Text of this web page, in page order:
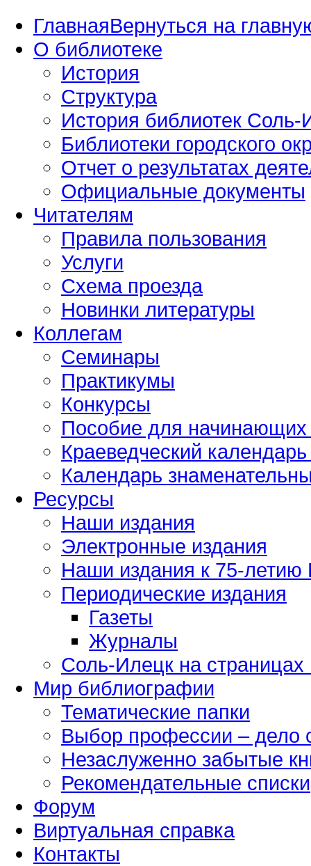
ГлавнаяВернуться на
О библиотеке
История
Структура
История библиотек Соль-
Библиотеки городского
Отчет о результатах
Официальные документы
Читателям
Правила пользования
Услуги
Схема проезда
Новинки литературы
Коллегам
Семинары
Практикумы
Конкурсы
Пособие для начинающих
Краеведческий
Календарь
Ресурсы
Наши издания
Электронные издания
Наши издания к 75-
Периодические издания
Газеты
Журналы
Соль-Илецк на
Мир библиографии
Тематические папки
Выбор профессии – дело
Незаслуженно забытые
Рекомендательные списки
Форум
Виртуальная справка
Контакты